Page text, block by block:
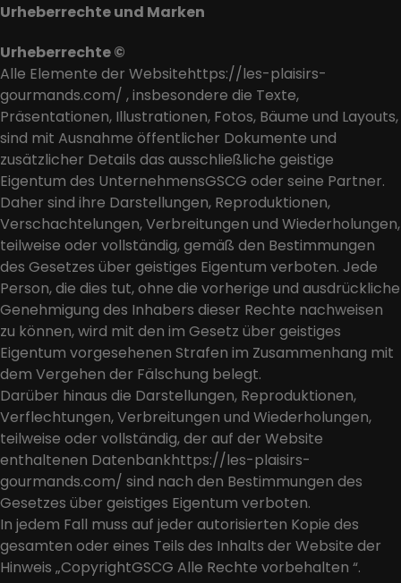
Urheberrechte und Marken
Urheberrechte ©
Alle Elemente der Websitehttps://les-plaisirs-
gourmands.com/ , insbesondere die Texte,
Präsentationen, Illustrationen, Fotos, Bäume und Layouts,
sind mit Ausnahme öffentlicher Dokumente und
zusätzlicher Details das ausschließliche geistige
Eigentum des UnternehmensGSCG oder seine Partner.
Daher sind ihre Darstellungen, Reproduktionen,
Verschachtelungen, Verbreitungen und Wiederholungen,
teilweise oder vollständig, gemäß den Bestimmungen
des Gesetzes über geistiges Eigentum verboten. Jede
Person, die dies tut, ohne die vorherige und ausdrückliche
Genehmigung des Inhabers dieser Rechte nachweisen
zu können, wird mit den im Gesetz über geistiges
Eigentum vorgesehenen Strafen im Zusammenhang mit
dem Vergehen der Fälschung belegt.
Darüber hinaus die Darstellungen, Reproduktionen,
Verflechtungen, Verbreitungen und Wiederholungen,
teilweise oder vollständig, der auf der Website
enthaltenen Datenbankhttps://les-plaisirs-
gourmands.com/ sind nach den Bestimmungen des
Gesetzes über geistiges Eigentum verboten.
In jedem Fall muss auf jeder autorisierten Kopie des
gesamten oder eines Teils des Inhalts der Website der
Hinweis „CopyrightGSCG Alle Rechte vorbehalten “.